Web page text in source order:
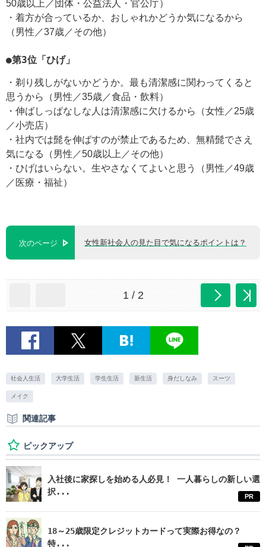
50歳以上／団体・公益法人・官公庁）
・着方が合っているか、おしゃれかどうか気になるから
（男性／37歳／その他）
●第3位「ひげ」
・剃り残しがないかどうか。最も清潔感に関わってくると
思うから（男性／35歳／食品・飲料）
・伸ばしっぱなしな人は清潔感に欠けるから（女性／25歳
／小売店）
・社内では髭を伸ばすのが禁止であるため、無精髭でさえ
気になる（男性／50歳以上／その他）
・ひげはいらない。生やさなくてよいと思う（男性／49歳
／医療・福祉）
次のページ 女性新社会人の見た目で気になるポイントは？
1 / 2
社会人生活 大学生活 学生生活 新生活 身だしなみ スーツ
メイク
関連記事
ピックアップ
入社後に家探しを始める人必見！ 一人暮らしの新しい選
択...
PR
18～25歳限定クレジットカードって実際お得なの？
特...